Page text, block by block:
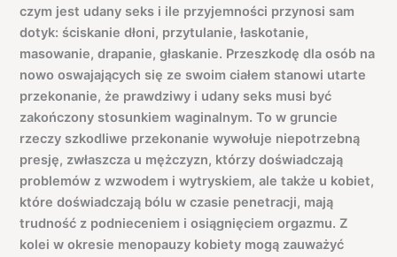
czym jest udany seks i ile przyjemności przynosi sam
dotyk: ściskanie dłoni, przytulanie, łaskotanie,
masowanie, drapanie, głaskanie. Przeszkodę dla osób na
nowo oswajających się ze swoim ciałem stanowi utarte
przekonanie, że prawdziwy i udany seks musi być
zakończony stosunkiem waginalnym. To w gruncie
rzeczy szkodliwe przekonanie wywołuje niepotrzebną
presję, zwłaszcza u mężczyzn, którzy doświadczają
problemów z wzwodem i wytryskiem, ale także u kobiet,
które doświadczają bólu w czasie penetracji, mają
trudność z podnieceniem i osiągnięciem orgazmu. Z
kolei w okresie menopauzy kobiety mogą zauważyć